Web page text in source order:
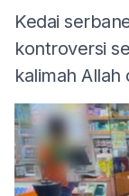
Kedai
kontroversi
kalimah Allah